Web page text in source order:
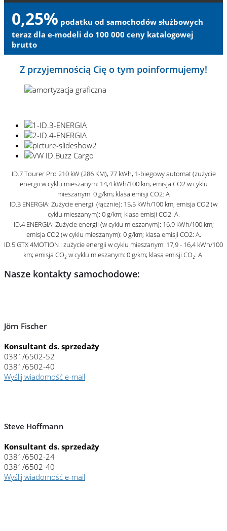
0,25% podatku od samochodów służbowych
teraz dla e-modeli do 100 000 ceny katalogowej
brutto
Z przyjemnością Cię o tym poinformujemy!
ID.7 Tourer Pro 210 kW (286 KM), 77 kWh, 1-biegowy automat (zużycie
energii w cyklu mieszanym: 14,4 kWh/100 km; emisja CO2 w cyklu
mieszanym: 0 g/km; klasa emisji CO2: A
ID.3 ENERGIA: Zużycie energii (łącznie): 15,5 kWh/100 km; emisja CO2 (w
cyklu mieszanym): 0 g/km; klasa emisji CO2: A.
ID.4 ENERGIA: Zużycie energii (w cyklu mieszanym): 16,9 kWh/100 km;
emisja CO2 (w cyklu mieszanym): 0 g/km; klasa emisji CO2: A.
ID.5 GTX4MOTION : zużycie energii w cyklu mieszanym: 17,9 - 16,4 kWh/100
km; emisja CO₂ w cyklu mieszanym: 0 g/km; klasa emisji CO₂: A.
Nasze kontakty samochodowe:
Jörn Fischer
Konsultant ds. sprzedaży
0381/6502-52
0381/6502-40
Wyślij wiadomość e-mail
Steve Hoffmann
Konsultant ds. sprzedaży
0381/6502-24
0381/6502-40
Wyślij wiadomość e-mail